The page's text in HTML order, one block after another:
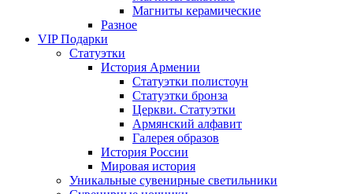
Магниты керамические
Разное
VIP Подарки
Статуэтки
История Армении
Статуэтки полистоун
Статуэтки бронза
Церкви. Статуэтки
Армянский алфавит
Галерея образов
История России
Мировая история
Уникальные сувенирные светильники